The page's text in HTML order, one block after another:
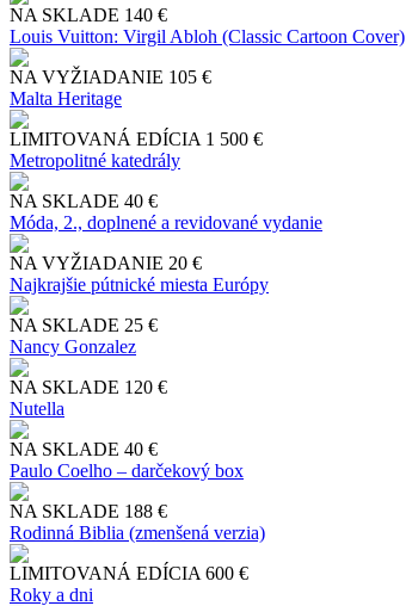
NA SKLADE 140 €
Louis Vuitton: Virgil Abloh (Classic Cartoon Cover)
NA VYŽIADANIE 105 €
Malta Heritage
LIMITOVANÁ EDÍCIA 1 500 €
Metropolitné katedrály
NA SKLADE 40 €
Móda, 2., doplnené a revidované vydanie
NA VYŽIADANIE 20 €
Najkrajšie pútnické miesta Európy
NA SKLADE 25 €
Nancy Gonzalez
NA SKLADE 120 €
Nutella
NA SKLADE 40 €
Paulo Coelho – darčekový box
NA SKLADE 188 €
Rodinná Biblia (zmenšená verzia)
LIMITOVANÁ EDÍCIA 600 €
Roky a dni